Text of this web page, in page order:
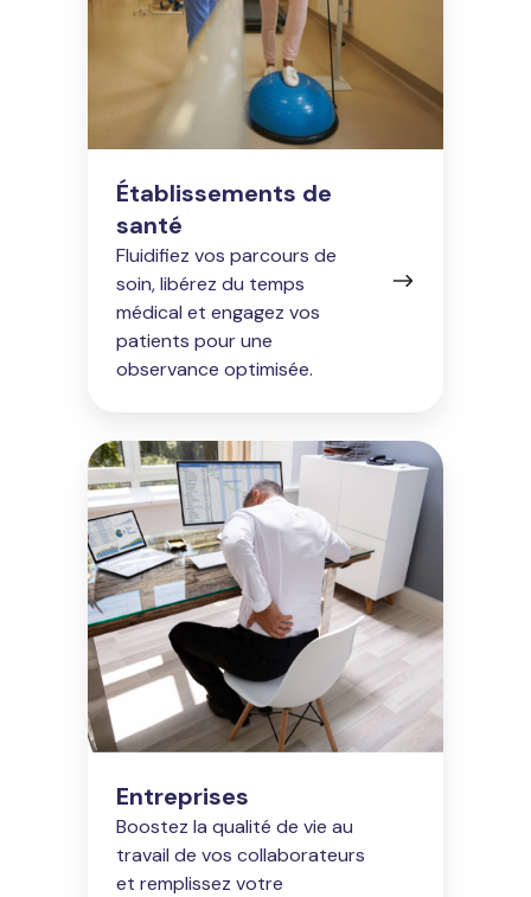
Établissements de
santé
Fluidifiez vos parcours de
soin, libérez du temps
médical et engagez vos
patients pour une
observance optimisée.
Entreprises
Boostez la qualité de vie au
travail de vos collaborateurs
et remplissez votre
Entreprises